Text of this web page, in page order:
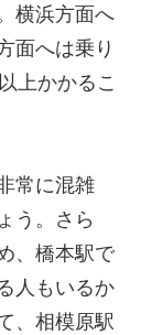
横浜方面へ
面へは乗り
上かかるこ
常に混雑
う。さら
、橋本駅で
人もいるか
、相模原駅